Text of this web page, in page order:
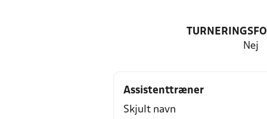
Nej
Assistenttræner
Skjult navn